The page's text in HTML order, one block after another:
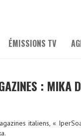
ÉMISSIONS TV
: MIKA
italiens, «